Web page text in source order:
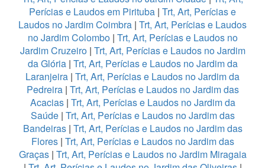
Perícias e Laudos em Pirituba | Trt, Art, Perícias e
Laudos no Jardim Coimbra | Trt, Art, Perícias e Laudos
no Jardim Colombo| Trt, Art, Perícias e Laudos no
Jardim Cruzeiro| Trt, Art, Perícias e Laudos no Jardim
da Glória| Trt, Art, Perícias e Laudos no Jardim da
Laranjeira | Trt, Art, Perícias e Laudos no Jardim da
Pedreira| Trt, Art, Perícias e Laudos no Jardim das
Acacias| Trt, Art, Perícias e Laudos no Jardim da
Saúde| Trt, Art, Perícias e Laudos no Jardim das
Bandeiras| Trt, Art, Perícias e Laudos no Jardim das
Flores| Trt, Art, Perícias e Laudos no Jardim das
Graças| Trt, Art, Perícias e Laudos no Jardim Miragaia